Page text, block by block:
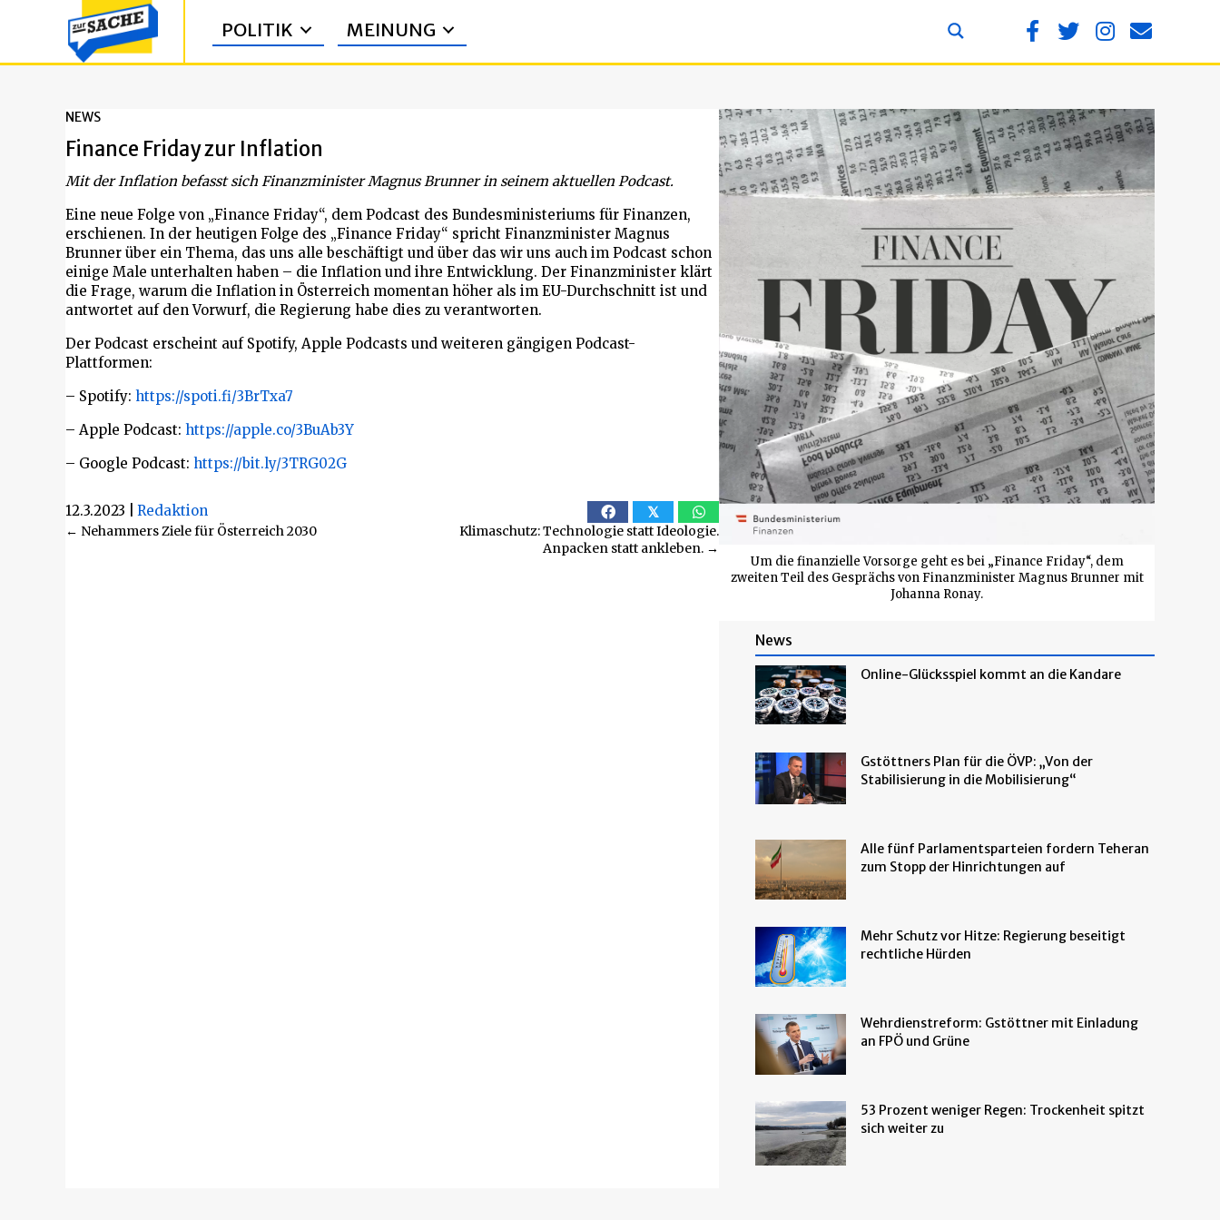
POLITIK MEINUNG
NEWS
Finance Friday zur Inflation
Mit der Inflation befasst sich Finanzminister Magnus Brunner in seinem aktuellen Podcast.
Eine neue Folge von „Finance Friday“, dem Podcast des Bundesministeriums für Finanzen,
erschienen. In der heutigen Folge des „Finance Friday“ spricht Finanzminister Magnus
Brunner über ein Thema, das uns alle beschäftigt und über das wir uns auch im Podcast schon
einige Male unterhalten haben – die Inflation und ihre Entwicklung. Der Finanzminister klärt
die Frage, warum die Inflation in Österreich momentan höher als im EU-Durchschnitt ist und
antwortet auf den Vorwurf, die Regierung habe dies zu verantworten.
Der Podcast erscheint auf Spotify, Apple Podcasts und weiteren gängigen Podcast-
Plattformen:
– Spotify: https://spoti.fi/3BrTxa7
– Apple Podcast: https://apple.co/3BuAb3Y
– Google Podcast: https://bit.ly/3TRG02G
12.3.2023 Redaktion 𝕏
Beitragsnavigation
← Nehammers Ziele für Österreich 2030
Klimaschutz: Technologie statt Ideologie.
Anpacken statt ankleben. →
Um die finanzielle Vorsorge geht es bei „Finance Friday“, dem
zweiten Teil des Gesprächs von Finanzminister Magnus Brunner mit
Johanna Ronay.
News
Online-Glücksspiel kommt an die Kandare
Gstöttners Plan für die ÖVP: „Von der
Stabilisierung in die Mobilisierung“
Alle fünf Parlamentsparteien fordern Teheran
zum Stopp der Hinrichtungen auf
Mehr Schutz vor Hitze: Regierung beseitigt
rechtliche Hürden
Wehrdienstreform: Gstöttner mit Einladung
an FPÖ und Grüne
53 Prozent weniger Regen: Trockenheit spitzt
sich weiter zu